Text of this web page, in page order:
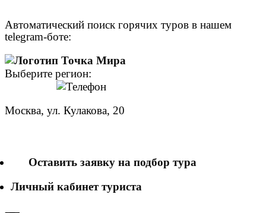
Автоматический поиск горячих туров в нашем
telegram-боте:
Выберите регион:
Москва, ул. Кулакова, 20
Оставить заявку на подбор тура
Личный кабинет туриста